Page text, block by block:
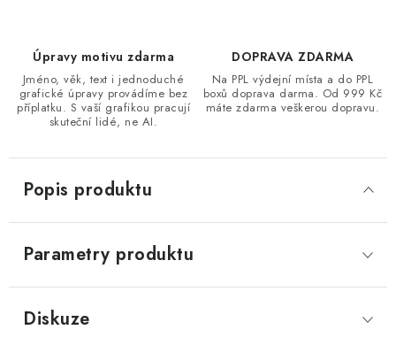
Úpravy motivu zdarma
Jméno, věk, text i jednoduché
grafické úpravy provádíme bez
příplatku. S vaší grafikou pracují
skuteční lidé, ne AI.
DOPRAVA ZDARMA
Na PPL výdejní místa a do PPL
boxů doprava darma. Od 999 Kč
máte zdarma veškerou dopravu.
Popis produktu
Parametry produktu
Diskuze